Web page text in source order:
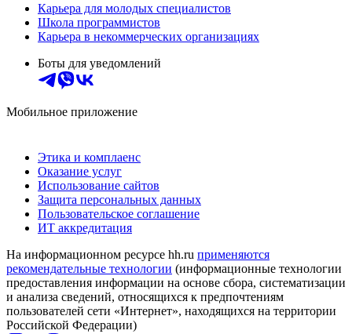
Карьера для молодых специалистов
Школа программистов
Карьера в некоммерческих организациях
Боты для уведомлений
Мобильное приложение
Этика и комплаенс
Оказание услуг
Использование сайтов
Защита персональных данных
Пользовательское соглашение
ИТ аккредитация
На информационном ресурсе hh.ru применяются
рекомендательные технологии (информационные технологии
предоставления информации на основе сбора, систематизации
и анализа сведений, относящихся к предпочтениям
пользователей сети «Интернет», находящихся на территории
Российской Федерации)